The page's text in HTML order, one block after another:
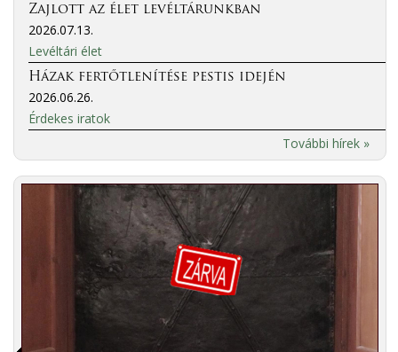
Zajlott az élet levéltárunkban
2026.07.13.
Levéltári élet
Házak fertőtlenítése pestis idején
2026.06.26.
Érdekes iratok
További hírek »